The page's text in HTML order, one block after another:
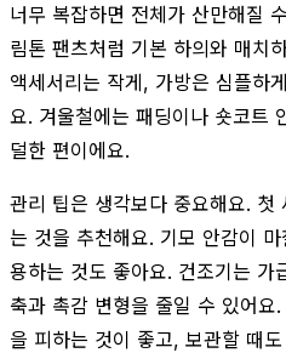
너무 복잡하면 전체가 산만해질
림톤 팬츠처럼 기본 하의와 매치
액세서리는 작게, 가방은 심플하
요. 겨울철에는 패딩이나 숏코트
덜한 편이에요.
관리 팁은 생각보다 중요해요. 첫
는 것을 추천해요. 기모 안감이
용하는 것도 좋아요. 건조기는 가
축과 촉감 변형을 줄일 수 있어요
을 피하는 것이 좋고, 보관할 때